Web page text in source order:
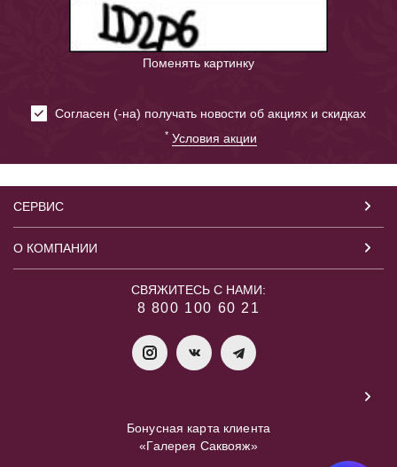
Поменять картинку
Cогласен (-на) получать новости об акциях и скидках
* Условия акции
СЕРВИС
О КОМПАНИИ
СВЯЖИТЕСЬ С НАМИ:
8 800 100 60 21
Бонусная карта клиента
«Галерея Саквояж»